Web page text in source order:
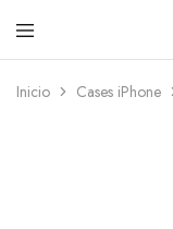
Inicio Cases iPhone